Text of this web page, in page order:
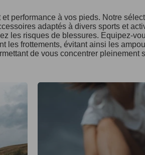
performance à vos pieds. Notre
adaptés à divers sports et
les risques de blessures. Equipez-
les frottements, évitant ainsi les
de vous concentrer pleinement